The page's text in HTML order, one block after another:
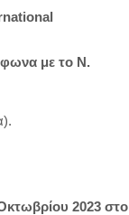
με το Ν.
2023 στο